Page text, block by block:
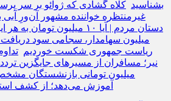
بشناسید کلاه گشادی که ژوائو بر سر
غیرمنتظره خواننده مشهور آن‌ورِ آبی
دستان مردم | آیا ۱۰ میلیون تومان به هر ایرانی می‌رسد؟
میلیون سهامدار، سجامی سود دریافت
ریاست جمهوری شکست خوردیم
نیر؛ مسافران از مسیرهای جایگزین تردد
میلیون تومانی بازنشستگان
آموزش می‌دهد؛ از کشف